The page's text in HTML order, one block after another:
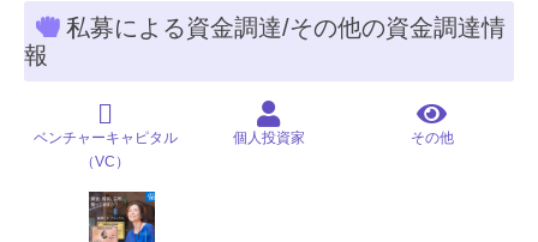
私募による資金調達/その他の資金調達情
報
ベンチャーキャピタル
（VC）
個人投資家 その他